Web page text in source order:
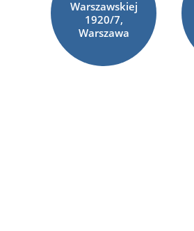
Warszawskiej
1920/7,
Warszawa